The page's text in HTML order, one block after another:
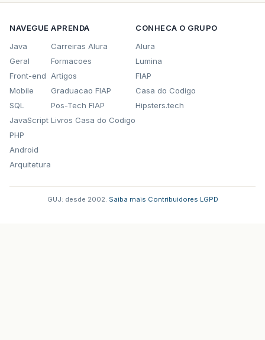
NAVEGUE
Java
Geral
Front-end
Mobile
SQL
JavaScript
PHP
Android
Arquitetura
APRENDA
Carreiras Alura
Formacoes
Artigos
Graduacao FIAP
Pos-Tech FIAP
Livros Casa do Codigo
CONHECA O GRUPO
Alura
Lumina
FIAP
Casa do Codigo
Hipsters.tech
GUJ: desde 2002. Saiba mais Contribuidores LGPD